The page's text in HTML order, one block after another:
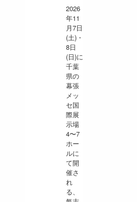
2026
年11
月7日
(土)・
8日
(日)に
千葉
県の
幕張
メッ
セ国
際展
示場
4〜7
ホー
ルに
て開
催さ
れ
る、